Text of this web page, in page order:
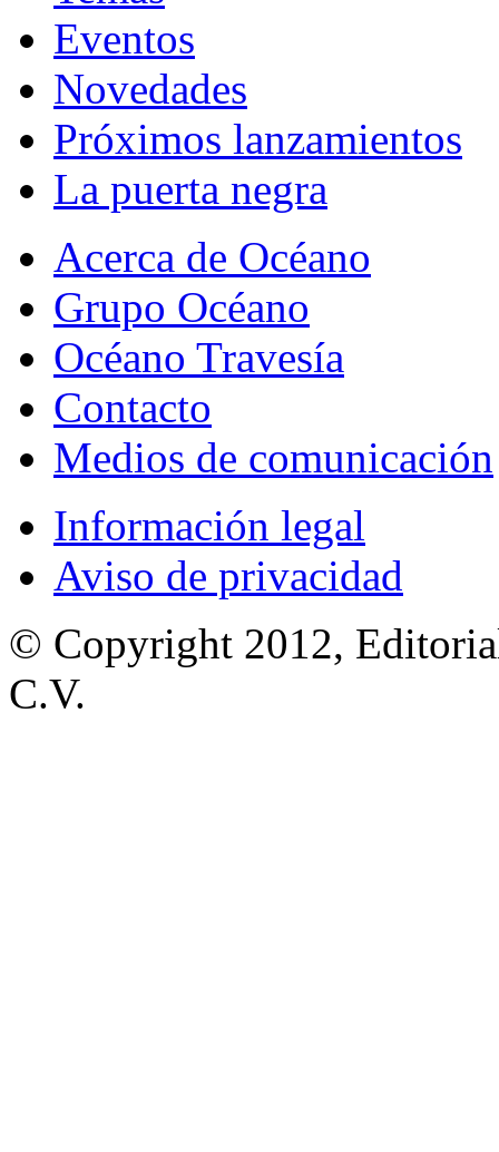
Eventos
Novedades
Próximos lanzamientos
La puerta negra
Acerca de Océano
Grupo Océano
Océano Travesía
Contacto
Medios de comunicación
Información legal
Aviso de privacidad
© Copyright 2012,
C.V.